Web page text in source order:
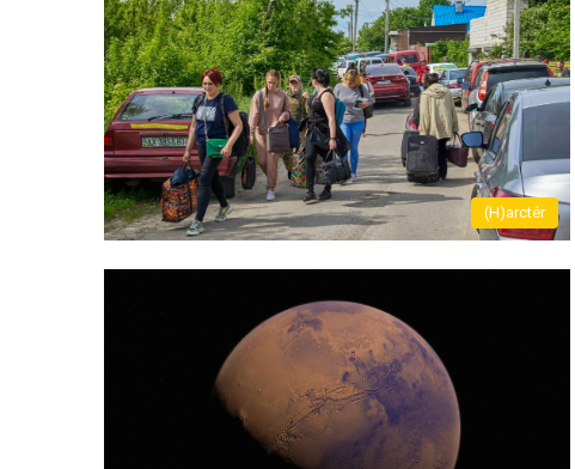
(H)arctér